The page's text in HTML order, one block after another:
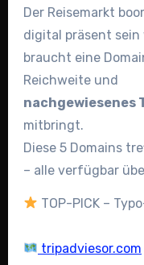
Der Reisemarkt
digital präsent sein
braucht eine
Reichweite und
nachgewiesenes
mitbringt.
Diese 5 Domains
– alle verfügbar
TOP-PICK –
tripadviesor.com